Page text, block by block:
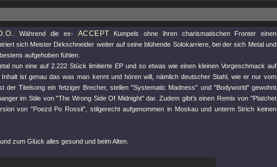
. Während die ex- ACCEPT Kumpels ohne ihren charismatischen Fronter einen
sich Meister Dirkschneider weiter auf seine blühende Solokarriere, bei der sich Metal und
aufgehoben fühlen.
nun eine auf 2.222 Stück limitierte EP und so etwas wie einen kleinen Vorgeschmack auf
ist genau das was man kennt und hören will, nämlich deutscher Stahl, wie er nur vom
der Titelsong ein fetziger Brecher, stellen"Systematic Madness" und "Bodyworld"gewohnt
im Stile von"The Wrong Side Of Midnight"dar. Zudem gibt’s einen Remix von"Platchet
von "Poezd Po Rossii" , stilgerecht aufgenommen in Moskau und unterm Strich keinen
und zum Glück alles gesund und beim Alten.